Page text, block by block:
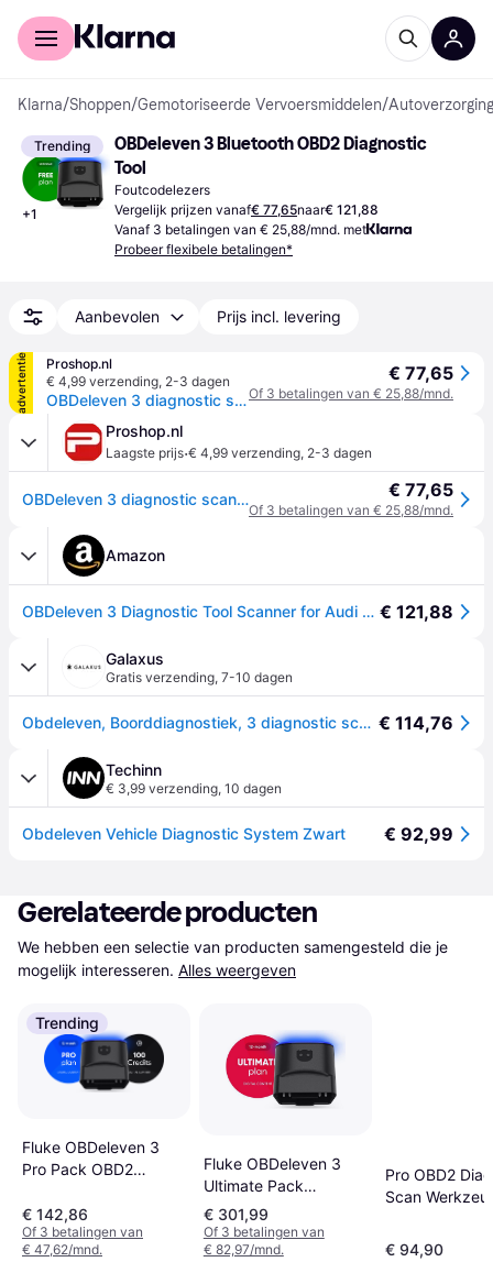
Voor shoppers
Klarna/Shoppen/Gemotoriseerde Vervoersmiddelen/
Trending
+1
OBDeleven 3 Bluetooth OBD2 Diagnostic
Tool
Foutcodelezers
Vergelijk prijzen vanaf€ 77,65naar€ 121,88
Vanaf 3 betalingen van € 25,88/mnd. met
Probeer flexibele betalingen*
Aanbevolen Prijs incl. levering
advertentie
Proshop.nl
€ 4,99 verzending, 2-3 dagen
OBDeleven 3 diagnostic scanner
€ 77,65
Of 3 betalingen van € 25,88/mnd.
Proshop.nl
Laagste prijs·€ 4,99 verzending, 2-3 dagen
OBDeleven 3 diagnostic scanner € 77,65
Of 3 betalingen van € 25,88/mnd.
Amazon
OBDeleven 3 Diagnostic Tool Scanner for Audi Seat Cupra Skoda Volkswagen BMW Mini Toyota Ford (Android & iOS) € 121,88
Galaxus
Gratis verzending, 7-10 dagen
Obdeleven, Boorddiagnostiek, 3 diagnostic scanner € 114,76
Techinn
€ 3,99 verzending, 10 dagen
Obdeleven Vehicle Diagnostic System Zwart € 92,99
Gerelateerde producten
We hebben een selectie van producten samengesteld die je
mogelijk interesseren. Alles weergeven
Trending
Fluke OBDeleven 3
Pro Pack OBD2
€ 142,86
Of 3 betalingen van
€ 47,62/mnd.
Fluke OBDeleven 3
Ultimate Pack
Diagnostic Scanner
€ 301,99
Of 3 betalingen van
€ 82,97/mnd.
Pro OBD2
Scan
€ 94,90